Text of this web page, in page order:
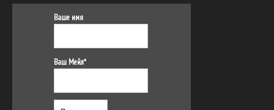
Ваше имя
Ваш Мейл*